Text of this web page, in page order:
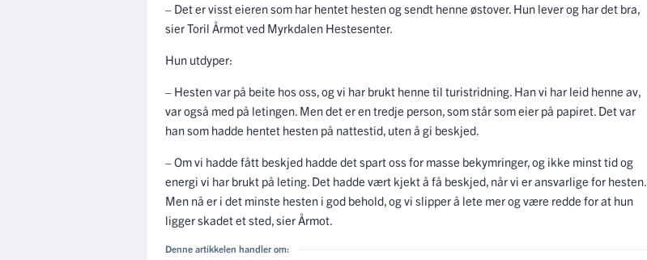
– Det er visst eieren som har hentet hesten og sendt henne østover. Hun lever og har det bra,
sier Toril Årmot ved Myrkdalen Hestesenter.
Hun utdyper:
– Hesten var på beite hos oss, og vi har brukt henne til turistridning. Han vi har leid henne av,
var også med på letingen. Men det er en tredje person, som står som eier på papiret. Det var
han som hadde hentet hesten på nattestid, uten å gi beskjed.
– Om vi hadde fått beskjed hadde det spart oss for masse bekymringer, og ikke minst tid og
energi vi har brukt på leting. Det hadde vært kjekt å få beskjed, når vi er ansvarlige for hesten.
Men nå er i det minste hesten i god behold, og vi slipper å lete mer og være redde for at hun
ligger skadet et sted, sier Årmot.
Denne artikkelen handler om: